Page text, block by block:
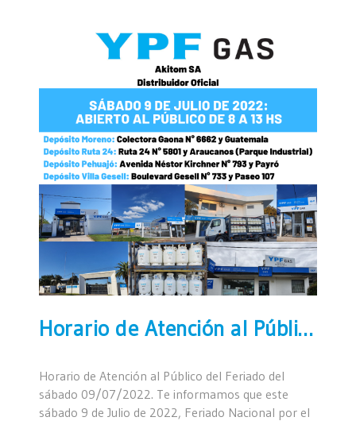
Horario de Atención al Público del Feriado del sábado 09/07/2022
Horario de Atención al Público del Feriado del
sábado 09/07/2022. Te informamos que este
sábado 9 de Julio de 2022, Feriado Nacional por el